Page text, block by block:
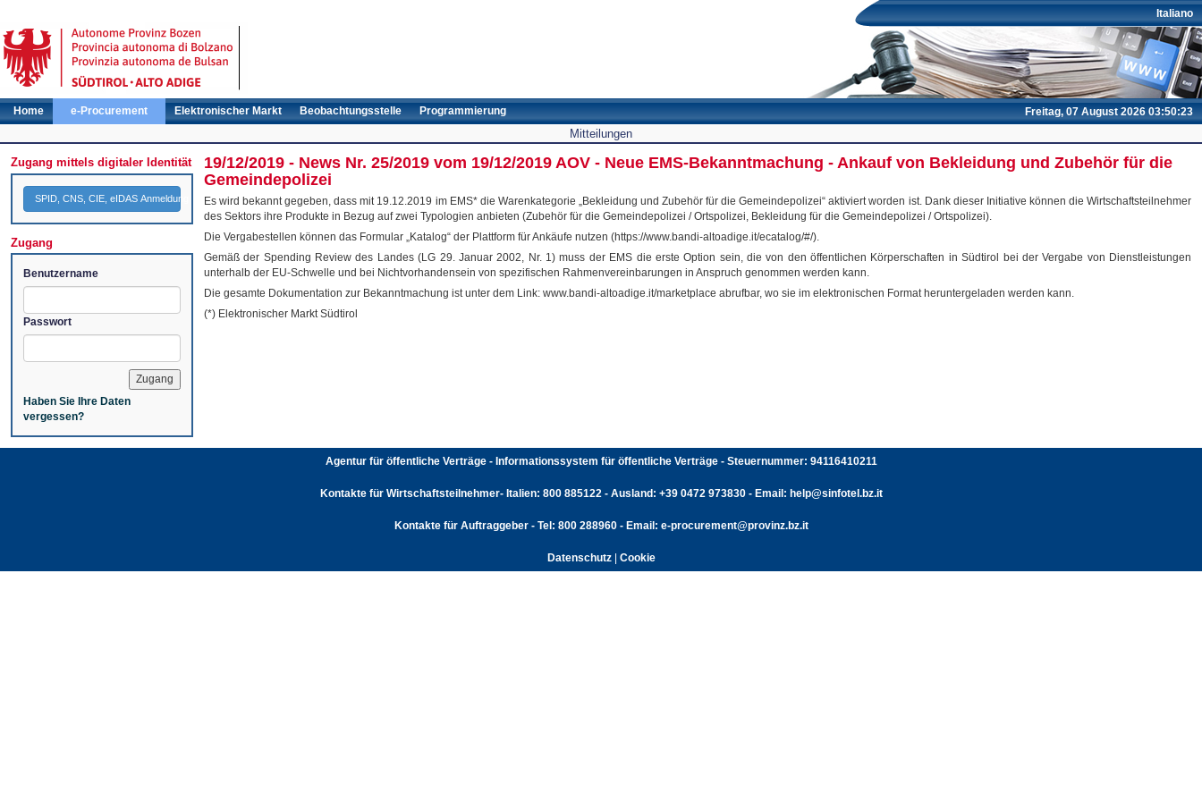
Italiano
Freitag, 07 August 2026 03:50:23
Home e-Procurement Elektronischer Markt Beobachtungsstelle Programmierung
Mitteilungen
Zugang mittels digitaler Identität
SPID, CNS, CIE, eIDAS Anmeldung
Zugang
Benutzername
Passwort
Haben Sie Ihre Daten
vergessen?
19/12/2019 - News Nr. 25/2019 vom 19/12/2019 AOV - Neue EMS-Bekanntmachung - Ankauf von Bekleidung und Zubehör für die
Gemeindepolizei
Es wird bekannt gegeben, dass mit 19.12.2019 im EMS* die Warenkategorie „Bekleidung und Zubehör für die Gemeindepolizei“ aktiviert worden ist. Dank dieser Initiative können die Wirtschaftsteilnehmer
des Sektors ihre Produkte in Bezug auf zwei Typologien anbieten (Zubehör für die Gemeindepolizei / Ortspolizei, Bekleidung für die Gemeindepolizei / Ortspolizei).
Die Vergabestellen können das Formular „Katalog“ der Plattform für Ankäufe nutzen (https://www.bandi-altoadige.it/ecatalog/#/).
Gemäß der Spending Review des Landes (LG 29. Januar 2002, Nr. 1) muss der EMS die erste Option sein, die von den öffentlichen Körperschaften in Südtirol bei der Vergabe von Dienstleistungen
unterhalb der EU-Schwelle und bei Nichtvorhandensein von spezifischen Rahmenvereinbarungen in Anspruch genommen werden kann.
Die gesamte Dokumentation zur Bekanntmachung ist unter dem Link: www.bandi-altoadige.it/marketplace abrufbar, wo sie im elektronischen Format heruntergeladen werden kann.
(*) Elektronischer Markt Südtirol
Agentur für öffentliche Verträge - Informationssystem für öffentliche Verträge - Steuernummer: 94116410211
Kontakte für Wirtschaftsteilnehmer- Italien: 800 885122 - Ausland: +39 0472 973830 - Email: help@sinfotel.bz.it
Kontakte für Auftraggeber - Tel: 800 288960 - Email: e-procurement@provinz.bz.it
Datenschutz| Cookie